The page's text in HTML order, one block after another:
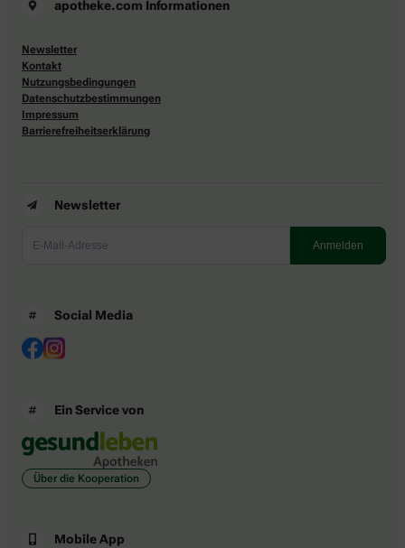
apotheke.com Informationen
Newsletter
Kontakt
Nutzungsbedingungen
Datenschutzbestimmungen
Impressum
Barrierefreiheitserklärung
Newsletter
Social Media
Ein Service von
Über die Kooperation
Mobile App